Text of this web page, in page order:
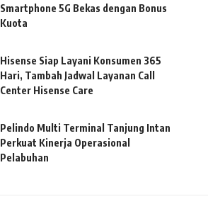
Smartphone 5G Bekas dengan Bonus
Kuota
Hisense Siap Layani Konsumen 365
Hari, Tambah Jadwal Layanan Call
Center Hisense Care
Pelindo Multi Terminal Tanjung Intan
Perkuat Kinerja Operasional
Pelabuhan